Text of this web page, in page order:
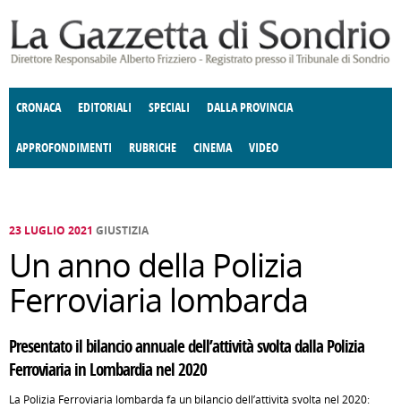
CRONACA EDITORIALI SPECIALI DALLA PROVINCIA
APPROFONDIMENTI
E SPETTACOLI POLITICA
RUBRICHE
DELLE IDEE FATTI DELLO SPIRITO
CINEMA VIDEO
23 LUGLIO 2021 GIUSTIZIA
Un anno della Polizia
Ferroviaria lombarda
Presentato il bilancio annuale dell’attività svolta dalla Polizia
Ferroviaria in Lombardia nel 2020
La Polizia Ferroviaria lombarda fa un bilancio dell’attività svolta nel 2020: